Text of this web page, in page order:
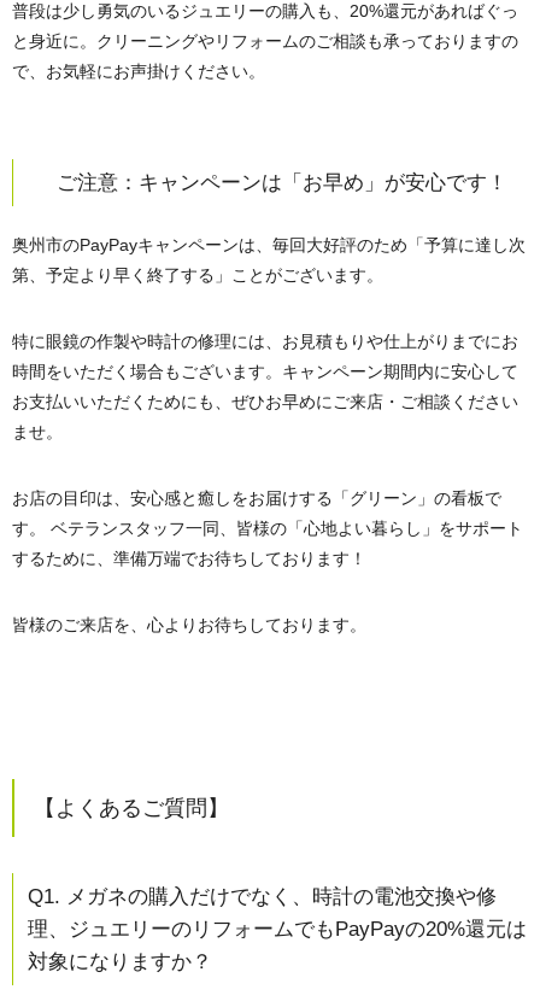
普段は少し勇気のいるジュエリーの購入も、20%還元があればぐっ
と身近に。クリーニングやリフォームのご相談も承っておりますの
で、お気軽にお声掛けください。
ご注意：キャンペーンは「お早め」が安心です！
奥州市のPayPayキャンペーンは、毎回大好評のため「予算に達し次
第、予定より早く終了する」ことがございます。
特に眼鏡の作製や時計の修理には、お見積もりや仕上がりまでにお
時間をいただく場合もございます。キャンペーン期間内に安心して
お支払いいただくためにも、ぜひお早めにご来店・ご相談ください
ませ。
お店の目印は、安心感と癒しをお届けする「グリーン」の看板で
す。 ベテランスタッフ一同、皆様の「心地よい暮らし」をサポート
するために、準備万端でお待ちしております！
皆様のご来店を、心よりお待ちしております。
【よくあるご質問】
Q1. メガネの購入だけでなく、時計の電池交換や修
理、ジュエリーのリフォームでもPayPayの20%還元は
対象になりますか？